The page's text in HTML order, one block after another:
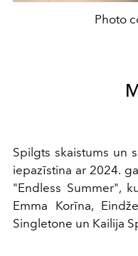
Photo
Spilgts skaistums un
iepazīstina ar 2024.
"Endless Summer",
Emma Korīna,
Singletone un Kailija